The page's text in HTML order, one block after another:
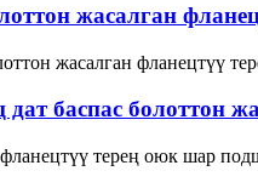
жасалган
баспас болоттон